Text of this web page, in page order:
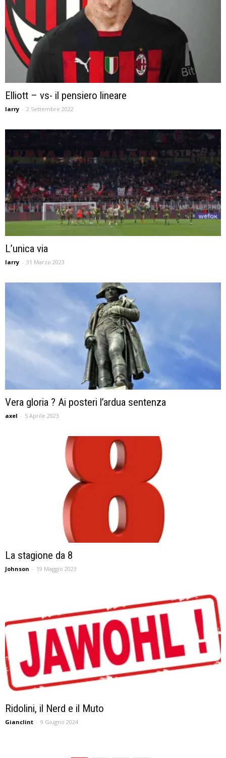
Elliott – vs- il pensiero lineare
larry - 2 Settembre 2022
L’unica via
larry - 31 Marzo 2023
Vera gloria ? Ai posteri l’ardua sentenza
axel - 5 Aprile 2023
La stagione da 8
Johnson - 19 Maggio 2023
Ridolini, il Nerd e il Muto
Gianclint - 9 Giugno 2024